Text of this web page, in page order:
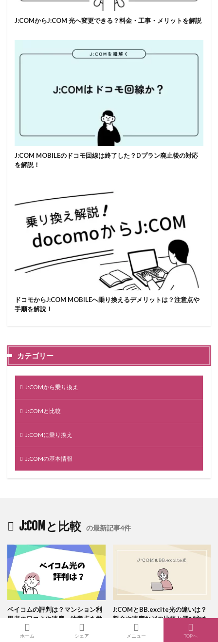
J:COMからJ:COM 光へ変更できる？料金・工事・メリットを解説
J:COM MOBILEのドコモ回線は終了した？Dプラン廃止後の対応
を解説！
ドコモからJ:COM MOBILEへ乗り換えるデメリットは？注意点や
手順を解説！
カテゴリー
J:COMから乗り換え
J:COMと比較
J:COMに乗り換え
J:COMの基本情報
J:COMと比較 の最新記事4件
ベイコムの評判は？マンション利
用者の口コミや速度・注意点を徹
J:COMとBB.excite光の違いは？
料金や速度などの比較と選び方を
ホーム シェア メニュー TOPへ